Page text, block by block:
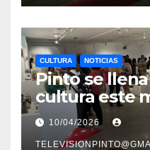
CULTURA NOTICIAS
Pinto se
cultura este
una variada
exposiciones
10/04/2026